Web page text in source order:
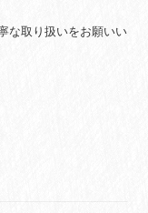
な取り扱いをお願いい